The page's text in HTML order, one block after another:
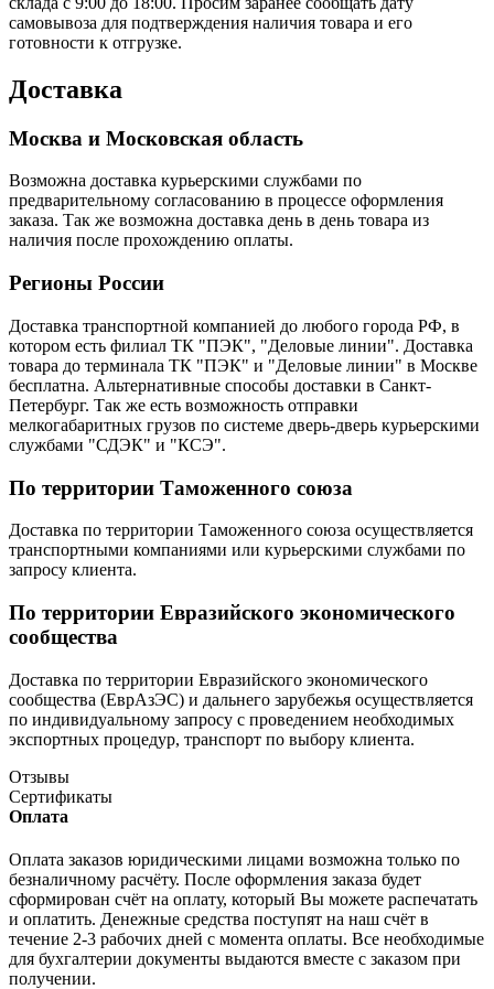
самовывоза для подтверждения наличия товара и его
готовности к отгрузке.
Доставка
Москва и Московская область
Возможна доставка курьерскими службами по
предварительному согласованию в процессе оформления
заказа. Так же возможна доставка день в день товара из
наличия после прохождению оплаты.
Регионы России
Доставка транспортной компанией до любого города РФ, в
котором есть филиал ТК "ПЭК", "Деловые линии". Доставка
товара до терминала ТК "ПЭК" и "Деловые линии" в Москве
бесплатна. Альтернативные способы доставки в Санкт-
Петербург. Так же есть возможность отправки
мелкогабаритных грузов по системе дверь-дверь курьерскими
службами "СДЭК" и "КСЭ".
По территории Таможенного союза
Доставка по территории Таможенного союза осуществляется
транспортными компаниями или курьерскими службами по
запросу клиента.
По территории Евразийского экономического
сообщества
Доставка по территории Евразийского экономического
сообщества (ЕврАзЭС) и дальнего зарубежья осуществляется
по индивидуальному запросу с проведением необходимых
экспортных процедур, транспорт по выбору клиента.
Отзывы
Сертификаты
Оплата
Оплата заказов юридическими лицами возможна только по
безналичному расчёту. После оформления заказа будет
сформирован счёт на оплату, который Вы можете распечатать
и оплатить. Денежные средства поступят на наш счёт в
течение 2-3 рабочих дней с момента оплаты. Все необходимые
для бухгалтерии документы выдаются вместе с заказом при
получении.